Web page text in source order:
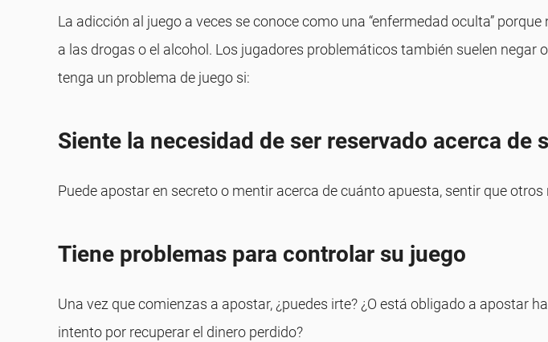
La adicción al juego a veces se conoce como una “enfermedad oculta”
a las drogas o el alcohol. Los jugadores problemáticos también suelen
tenga un problema de juego si:
Siente la necesidad de ser reservado acerca de
Puede apostar en secreto o mentir acerca de cuánto apuesta, sentir que
Tiene problemas para controlar su juego
Una vez que comienzas a apostar, ¿puedes irte? ¿O está obligado a
intento por recuperar el dinero perdido?